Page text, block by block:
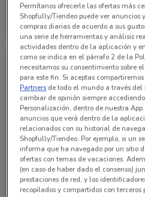
Mitsubishi
Caduca el 11/04 1.6 km
Mitsubishi
Permítanos ofrecerle las ofertas más
Shopfully/Tiendeo puede ver anuncios
compras diarias de acuerdo a sus
una serie de herramientas y análisis
actividades dentro de la aplicación y
como se indica en el párrafo 2 de la
necesitamos su consentimiento sobre
para este fin. Si aceptas
Partners de todo el mundo a través del
cambiar de opinión siempre
Personalización, dentro de nuestra
anuncios que verá dentro de la
relacionados con su historial de
Shopfully/Tiendeo. Por ejemplo, si un
informa que ha navegado por un sitio
ofertas con temas de vacaciones.
(en caso de haber dado el consenso)
prestaciones de red, y los
recopilados y compartidos con